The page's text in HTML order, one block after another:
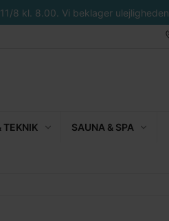
8 kl. 8.00. Vi beklager ulejligheden.
TEKNIK SAUNA & SPA